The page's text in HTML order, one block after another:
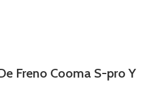
Freno Cooma S-pro Y